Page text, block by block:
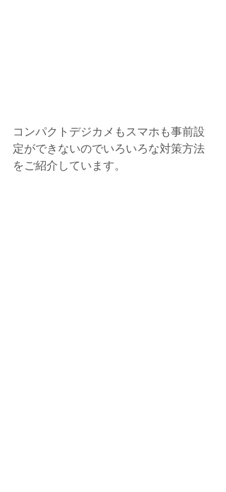
コンパクトデジカメもスマホも事前設
定ができないのでいろいろな対策方法
をご紹介しています。